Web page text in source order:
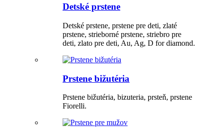
Detské prstene
Detské prstene, prstene pre deti, zlaté
prstene, strieborné prstene, striebro pre
deti, zlato pre deti, Au, Ag, D for diamond.
Prstene bižutéria
Prstene bižutéria, bizuteria, prsteň, prstene
Fiorelli.